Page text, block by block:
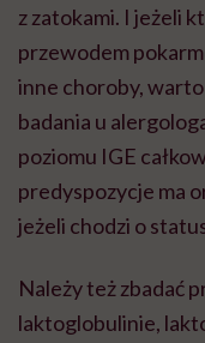
z zatokami. I jeżeli
przewodem
inne choroby,
badania u
poziomu IGE
predyspozycje ma
jeżeli chodzi o
Należy też zbadać
laktoglobulinie,